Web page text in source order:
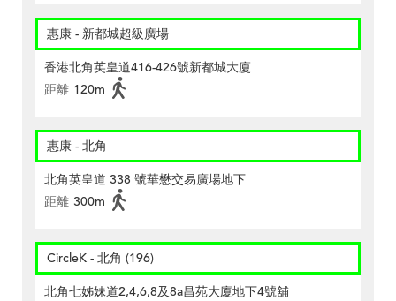
惠康 - 新都城超級廣場
香港北角英皇道416-426號新都城大廈
距離 120m
惠康 - 北角
北角英皇道 338 號華懋交易廣場地下
距離 300m
CircleK - 北角 (196)
北角七姊妹道2,4,6,8及8a昌苑大廈地下4號舖